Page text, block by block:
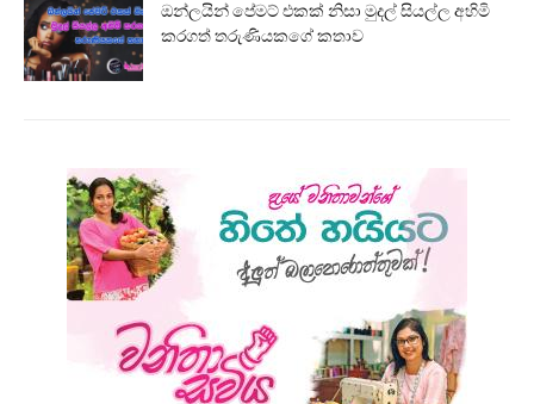
ඔන්ලයින් පේමට් එකක් නිසා මුදල් සියල්ල අහිමි
කරගත් තරුණියකගේ කතාව